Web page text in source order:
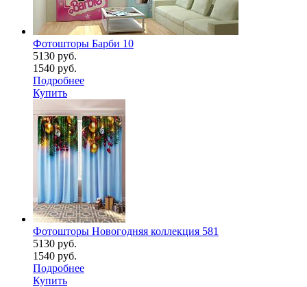
Фотошторы Барби 10
5130 руб.
1540 руб.
Подробнее
Купить
Фотошторы Новогодняя коллекция 581
5130 руб.
1540 руб.
Подробнее
Купить